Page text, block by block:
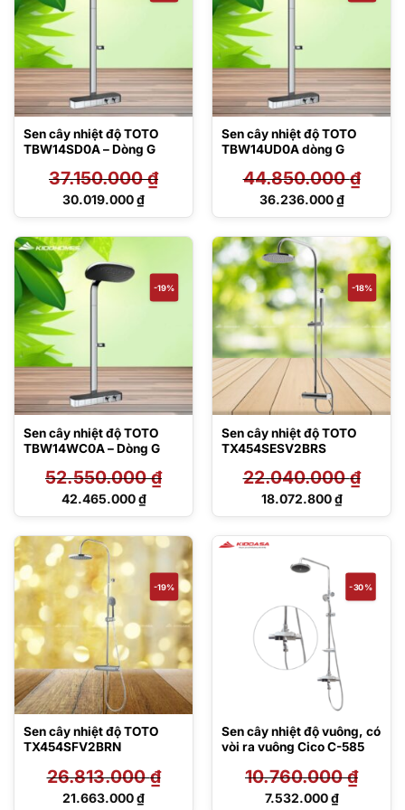
Sen cây nhiệt độ TOTO
TBW14SD0A – Dòng G
37.150.000₫
Giá
37.150.000 ₫.
30.019.000₫
Giá
tại
là:
30.019.000 ₫.
Sen cây nhiệt độ TOTO
TBW14UD0A dòng G
44.850.000₫
Giá
44.850.000 ₫.
36.236.000₫
Giá
tại
là:
36.236.000 ₫.
-19%
Sen cây nhiệt độ TOTO
TBW14WC0A – Dòng G
52.550.000₫
Giá
52.550.000 ₫.
42.465.000₫
Giá
tại
là:
42.465.000 ₫.
-18%
Sen cây nhiệt độ TOTO
TX454SESV2BRS
22.040.000₫
Giá
22.040.000 ₫.
18.072.800₫
Giá
là:
18.072.800 ₫.
-19%
Sen cây nhiệt độ TOTO
TX454SFV2BRN
26.813.000₫
Giá
21.663.000₫
-30%
Sen cây nhiệt độ vuông, có
vòi ra vuông Cico C-585
10.760.000₫
Giá
7.532.000₫